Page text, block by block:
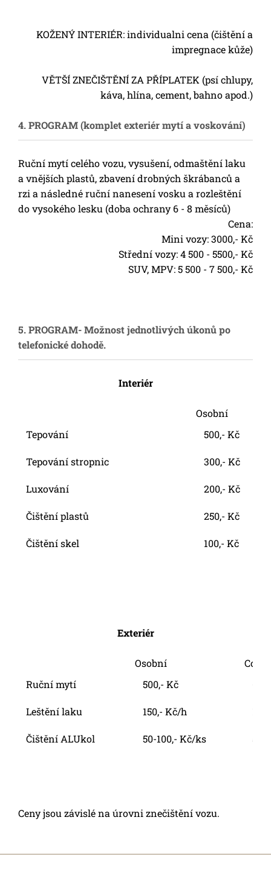
KOŽENÝ INTERIÉR: individualni cena (čištění a
impregnace kůže)
VĚTŠÍ ZNEČIŠTĚNÍ ZA PŘÍPLATEK (psí chlupy,
káva, hlína, cement, bahno apod.)
4. PROGRAM (komplet exteriér mytí a voskování)
Ruční mytí celého vozu, vysušení, odmaštění laku
a vnějších plastů, zbavení drobných škrábanců a
rzi a následné ruční nanesení vosku a rozleštění
do vysokého lesku (doba ochrany 6 - 8 měsíců)
Cena:
Mini vozy: 3000,- Kč
Střední vozy: 4 500 - 5500,- Kč
SUV, MPV: 5 500 - 7 500,- Kč
5. PROGRAM- Možnost jednotlivých úkonů po
telefonické dohodě.
Interiér
Osobní
Tepování
500,- Kč
Tepování stropnic 300,- Kč
Luxování 200,- Kč
Čištění plastů 250,- Kč
Čištění skel 100,- Kč
Exteriér
Osobní
Ruční mytí
500,- Kč
Leštění laku 150,- Kč/h
Čištění ALUkol 50-100,- Kč/ks 50-
Ceny jsou závislé na úrovni znečištění vozu.